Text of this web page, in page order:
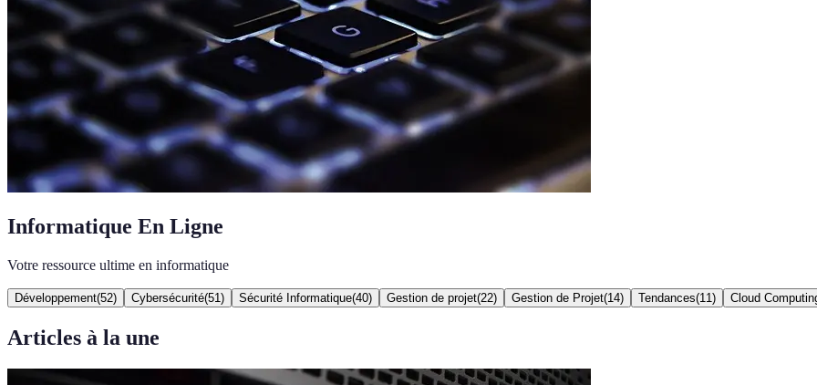
Informatique En Ligne
Votre ressource ultime en informatique
Développement(52) Cybersécurité(51 ) Sécurité Informatique(40) Gestion de projet(22) Gestion de Projet(14) Tendances(11 ) Cloud
Articles à la une